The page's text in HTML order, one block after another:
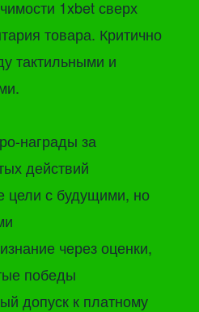
1xbet сверх
товара. Критично
тактильными и
награды за
действий
цели с будущими, но
через оценки,
победы
допуск к платному